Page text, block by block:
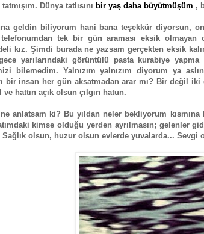
Dünya tatlısını bir yaş daha büyütmüşüm ,
geldin biliyorum hani bana teşekkür diyorsun,
telefonumdan tek bir gün araması eksik
kız. Şimdi burada ne yazsam gerçekten eksik
yarılarındaki görüntülü pasta kurabiye
bilemedim. Yalnızım yalnızım diyorum ya
bir insan her gün aksatmadan arar mı? Bir değil iki
ve hattın açık olsun çılgın hatun.
ne anlatsam ki? Bu yıldan neler bekliyorum
kimse olduğu yerden ayrılmasın; gelenler
olsun, huzur olsun evlerde yuvalarda... Sevgi